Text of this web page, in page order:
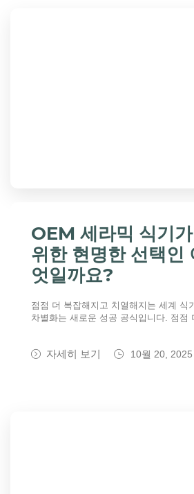
OEM 세라믹 식기
위한 현명한 선택인
엇일까요?
점점 더 복잡해지고 치열해지는 세계 식
차별화는 새로운 성공 공식입니다. 점점
자세히 보기 10월 20, 2025